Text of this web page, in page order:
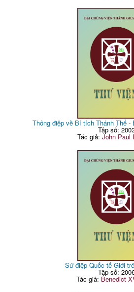
Thông điệp về Bí tích Thánh Thể -
Tập số:
Tác giả:John Paul
Sứ điệp Quốc tế Giới
Tập số:
Tác giả: Benedict